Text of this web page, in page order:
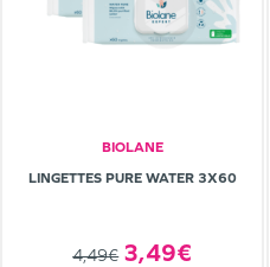
BIOLANE
LINGETTES PURE WATER 3X60
4,49€ 3,49€